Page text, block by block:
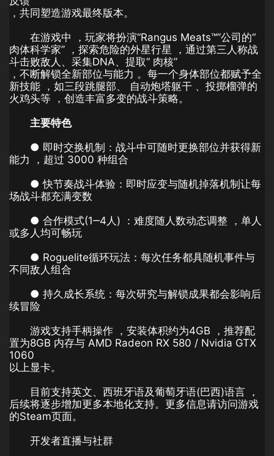
，共同塑造游戏最终版本。
在游戏中 ，玩家将扮演“Rangus Meats™”公司的“
肉体科学家” ，探索危险的外星行星 ，通过第三人称战
斗击败敌人、采集DNA、提取“ 肉核”
，不断解锁全新部位与能力 。每一个身体部位都赋予全
新技能 ，如三段跳腿部、 自动炮塔躯干 、投掷榴弹的
火鸡头等 ，创造丰富多变的战斗策略。
主要特色
● 即时交换机制：战斗中可随时更换部位并获得新
能力 ，超过 3000 种组合
● 快节奏战斗体验：即时应变与随机掉落机制让每
场战斗都充满变数
● 合作模式(1‒4人) ：难度随人数动态调整 ，单人
或多人均可畅玩
● Roguelite循环玩法：每次任务都具随机事件与
不同敌人组合
● 持久成长系统：每次研究与解锁成果都会影响后
续冒险
游戏支持手柄操作 ，安装体积约为4GB ，推荐配
置为8GB 内存与 AMD Radeon RX 580 / Nvidia GTX
1060
以上显卡。
目前支持英文、西班牙语及葡萄牙语(巴西)语言 ，
后续将逐步增加更多本地化支持。更多信息请访问游戏
的Steam页面。
开发者直播与社群